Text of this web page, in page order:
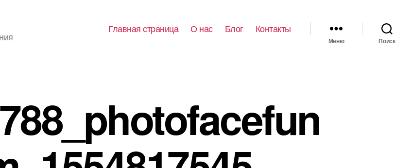
Главная страница О нас Блог Контакты
Меню Поиск